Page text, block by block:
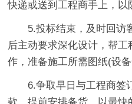
快递或送到工程商手上，以
5.投标结束，及时回访
后主动要求深化设计，帮
作，准备施工所需图纸(设
6.争取早日与工程商签